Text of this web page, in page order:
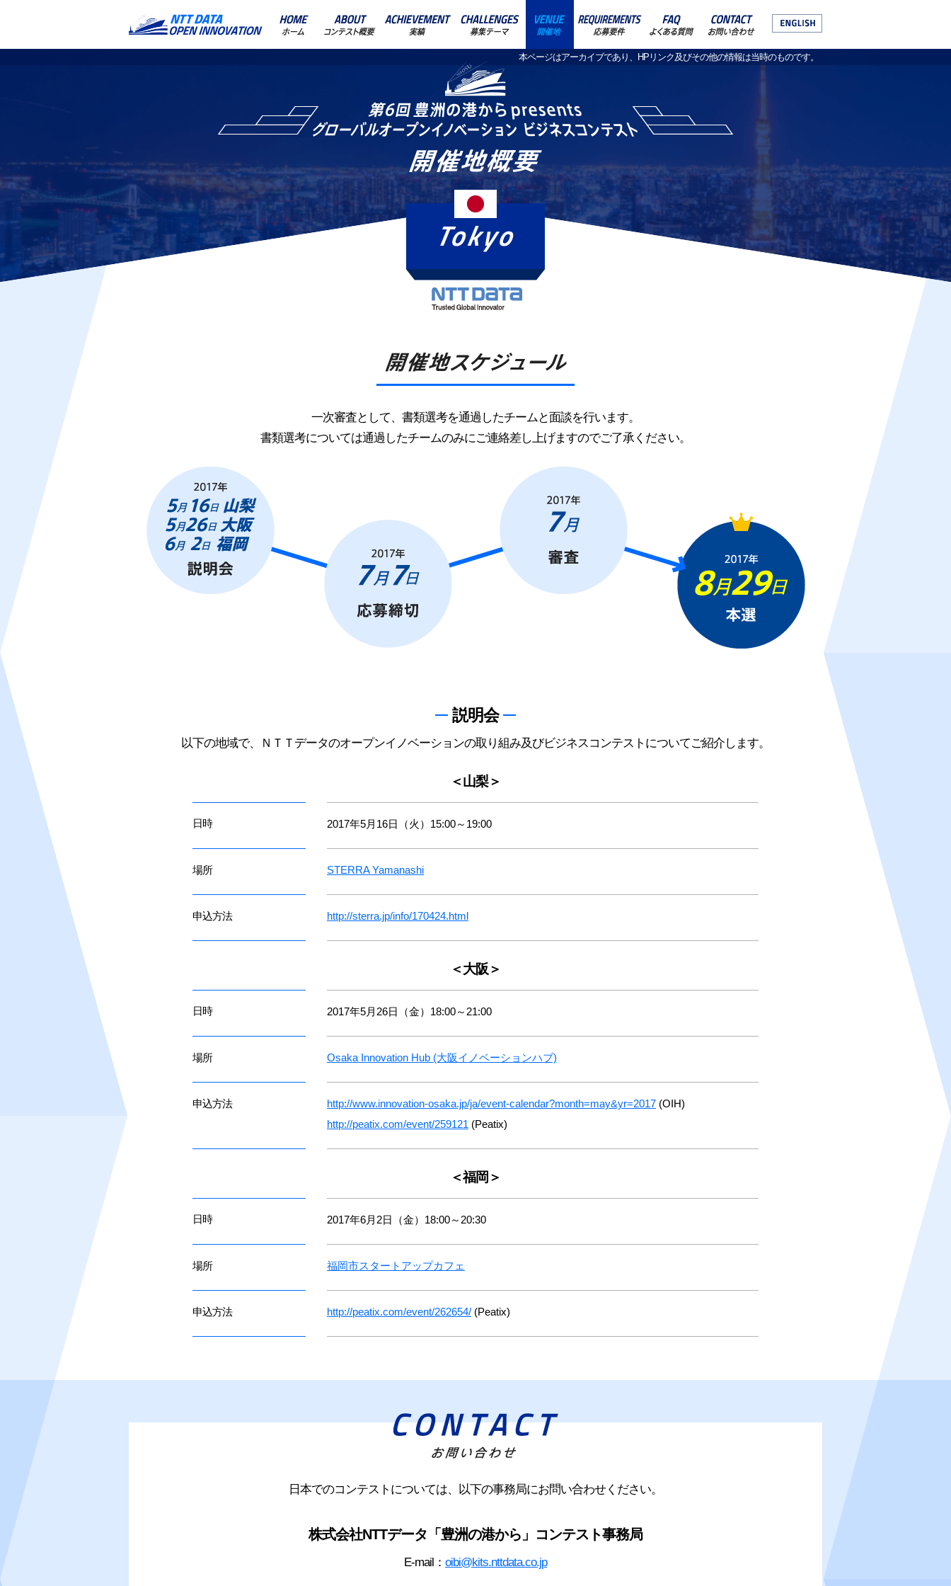
本ページはアーカイブであり、HPリンク及びその他の情報は当時のものです。
一次審査として、書類選考を通過したチームと面談を行います。
書類選考については通過したチームのみにご連絡差し上げますのでご了承ください。
説明会
以下の地域で、ＮＴＴデータのオープンイノベーションの取り組み及びビジネスコンテストについてご紹介します。
＜山梨＞
日時 2017年5月16日（火）15:00～19:00
場所 STERRA Yamanashi
申込方法 http://sterra.jp/info/170424.html
＜大阪＞
日時 2017年5月26日（金）18:00～21:00
場所 Osaka Innovation Hub (大阪イノベーションハブ)
申込方法 http://www.innovation-osaka.jp/ja/event-calendar?month=may&yr=2017 (OIH)
http://peatix.com/event/259121 (Peatix)
＜福岡＞
日時 2017年6月2日（金）18:00～20:30
場所 福岡市スタートアップカフェ
申込方法 http://peatix.com/event/262654/ (Peatix)
日本でのコンテストについては、 以下の事務局にお問い合わせください。
株式会社NTTデータ「豊洲の港から」 コンテスト事務局
E-mail： oibi@kits.nttdata.co.jp